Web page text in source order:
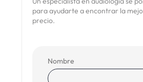
para ayudarte a encontrar la
precio.
Nombre